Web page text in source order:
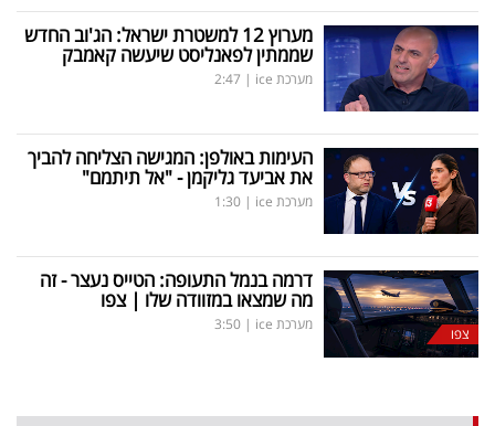
מערוץ 12 למשטרת ישראל: הג'וב החדש
שממתין לפאנליסט שיעשה קאמבק
מערכת ice |
2:47
העימות באולפן: המגישה הצליחה להביך
את אביעד גליקמן - "אל תיתמם"
מערכת ice |
1:30
צפו
דרמה בנמל התעופה: הטייס נעצר - זה
מה שמצאו במזוודה שלו | צפו
מערכת ice |
3:50